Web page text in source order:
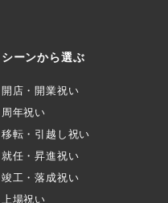
シーンから選ぶ
開店・開業祝い
周年祝い
移転・引越し祝い
就任・昇進祝い
竣工・落成祝い
上場祝い